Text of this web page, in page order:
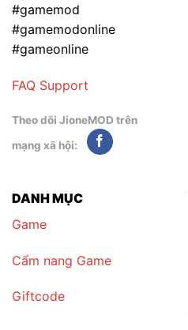
#gamemod
#gamemodonline
#gameonline
FAQ Support
Theo dõi JioneMOD trên
mạng xã hội:
DANH MỤC
Game
Cẩm nang Game
Giftcode